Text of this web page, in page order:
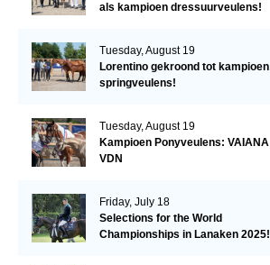
als kampioen dressuurveulens!
Tuesday, August 19
Lorentino gekroond tot kampioen
springveulens!
Tuesday, August 19
Kampioen Ponyveulens: VAIANA
VDN
Friday, July 18
Selections for the World
Championships in Lanaken 2025!